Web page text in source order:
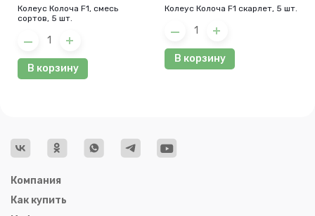
Колеус Колоча F1, смесь
сортов, 5 шт.
В корзину
Колеус Колоча F1 скарлет, 5 шт.
В корзину
Компания
Как купить